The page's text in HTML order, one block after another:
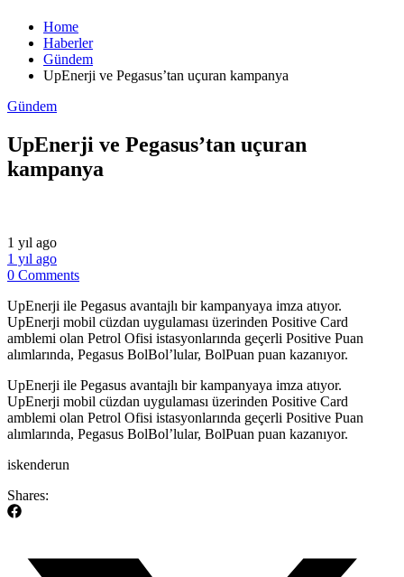
Home
Haberler
Gündem
UpEnerji ve Pegasus’tan uçuran kampanya
Gündem
UpEnerji ve Pegasus’tan uçuran
kampanya
1 yıl ago
1 yıl ago
0 Comments
UpEnerji ile Pegasus avantajlı bir kampanyaya imza atıyor.
UpEnerji mobil cüzdan uygulaması üzerinden Positive Card
amblemi olan Petrol Ofisi istasyonlarında geçerli Positive Puan
alımlarında, Pegasus BolBol’lular, BolPuan puan kazanıyor.
​UpEnerji ile Pegasus avantajlı bir kampanyaya imza atıyor.
UpEnerji mobil cüzdan uygulaması üzerinden Positive Card
amblemi olan Petrol Ofisi istasyonlarında geçerli Positive Puan
alımlarında, Pegasus BolBol’lular, BolPuan puan kazanıyor.
​iskenderun
Shares: